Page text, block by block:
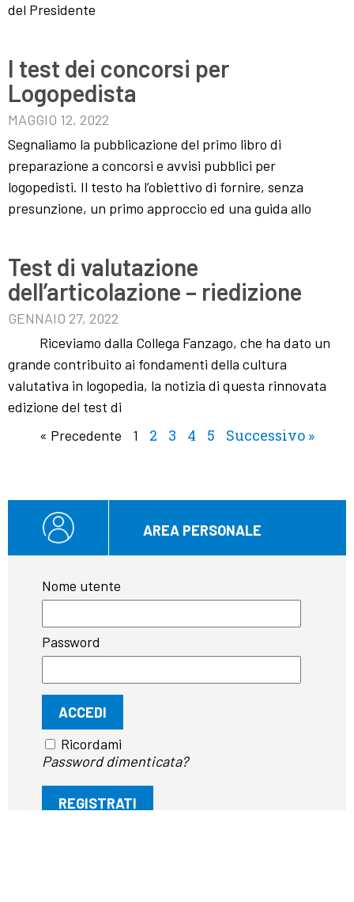
del Presidente
I test dei concorsi per
Logopedista
MAGGIO 12, 2022
Segnaliamo la pubblicazione del primo libro di
preparazione a concorsi e avvisi pubblici per
logopedisti. Il testo ha l’obiettivo di fornire, senza
presunzione, un primo approccio ed una guida allo
Test di valutazione
dell’articolazione – riedizione
GENNAIO 27, 2022
Riceviamo dalla Collega Fanzago, che ha dato un
grande contribuito ai fondamenti della cultura
valutativa in logopedia, la notizia di questa rinnovata
edizione del test di
« Precedente
1 2 3 4 5 Successivo »
AREA PERSONALE
Nome utente
Password
Ricordami
Password dimenticata?
REGISTRATI